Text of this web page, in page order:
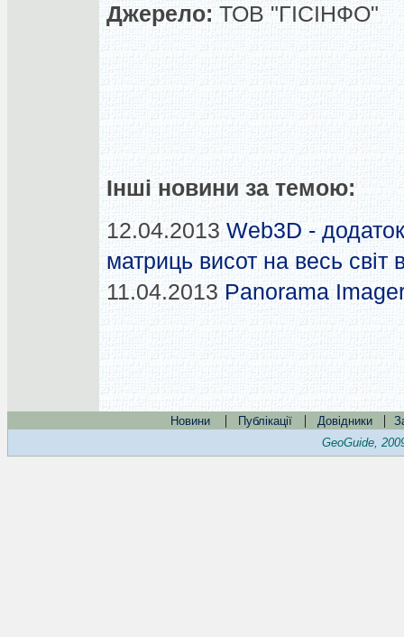
Джерело: ТОВ "ГІСІНФО"
Інші новини за темою:
12.04.2013 Web3D -
матриць висот на весь
11.04.2013 Panorama
Новини | Публікації | Довідники |
GeoGuide,